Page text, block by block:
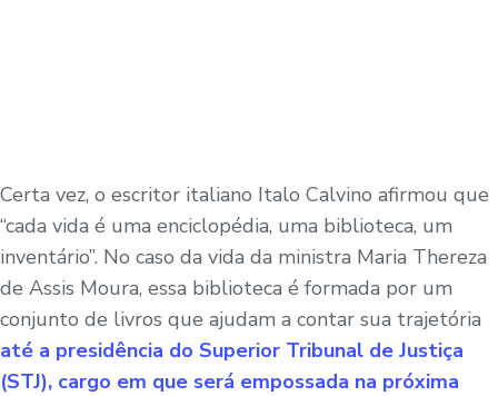
Certa vez, o escritor italiano Italo Calvino afirmou que
“cada vida é uma enciclopédia, uma biblioteca, um
inventário”. No caso da vida da ministra Maria Thereza
de Assis Moura, essa biblioteca é formada por um
conjunto de livros que ajudam a contar sua trajetória
até a presidência do Superior Tribunal de Justiça
(STJ), cargo em que será empossada na próxima